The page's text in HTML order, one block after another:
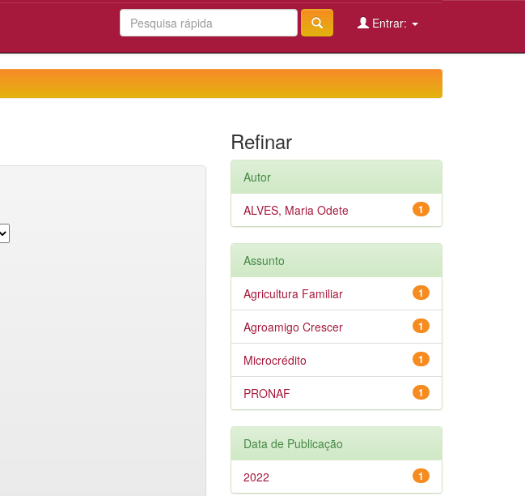
Entrar:
Refinar
Autor
1
ALVES, Maria Odete
Assunto
1
Agricultura Familiar
1
Agroamigo Crescer
1
Microcrédito
1
PRONAF
Data de Publicação
1
2022